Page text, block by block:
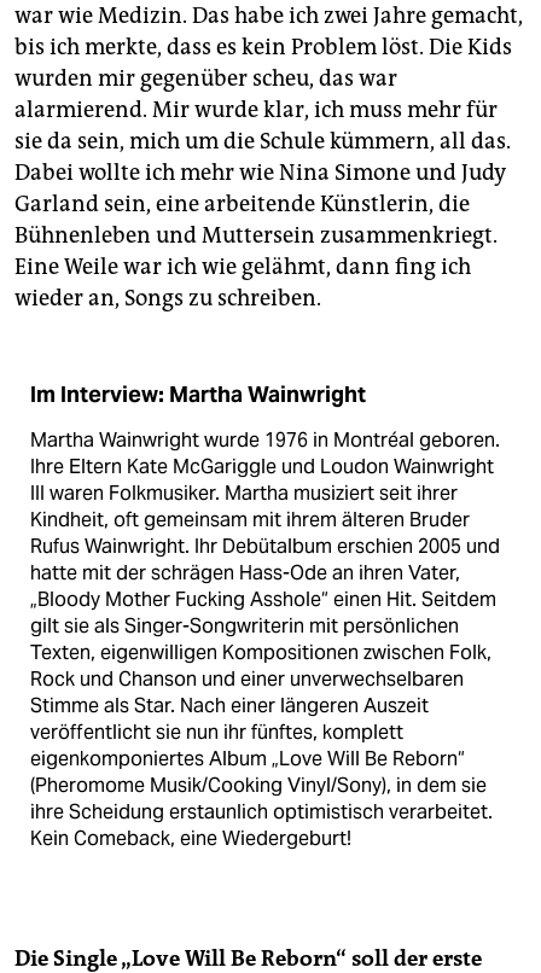
war wie Medizin. Das habe ich zwei Jahre gemacht,
bis ich merkte, dass es kein Problem löst. Die Kids
wurden mir gegenüber scheu, das war
alarmierend. Mir wurde klar, ich muss mehr für
sie da sein, mich um die Schule kümmern, all das.
Dabei wollte ich mehr wie Nina Simone und Judy
Garland sein, eine arbeitende Künstlerin, die
Bühnenleben und Muttersein zusammenkriegt.
Eine Weile war ich wie gelähmt, dann fing ich
wieder an, Songs zu schreiben.
Im Interview: Martha Wainwright
Martha Wainwright wurde 1976 in Montréal geboren.
Ihre Eltern Kate McGariggle und Loudon Wainwright
III waren Folkmusiker. Martha musiziert seit ihrer
Kindheit, oft gemeinsam mit ihrem älteren Bruder
Rufus Wainwright. Ihr Debütalbum erschien 2005 und
hatte mit der schrägen Hass-Ode an ihren Vater,
„Bloody Mother Fucking Asshole“ einen Hit. Seitdem
gilt sie als Singer-Songwriterin mit persönlichen
Texten, eigenwilligen Kompositionen zwischen Folk,
Rock und Chanson und einer unverwechselbaren
Stimme als Star. Nach einer längeren Auszeit
veröffentlicht sie nun ihr fünftes, komplett
eigenkomponiertes Album „Love Will Be Reborn“
(Pheromome Musik/Cooking Vinyl/Sony), in dem sie
ihre Scheidung erstaunlich optimistisch verarbeitet.
Kein Comeback, eine Wiedergeburt!
Die Single „Love Will Be Reborn“ soll der erste